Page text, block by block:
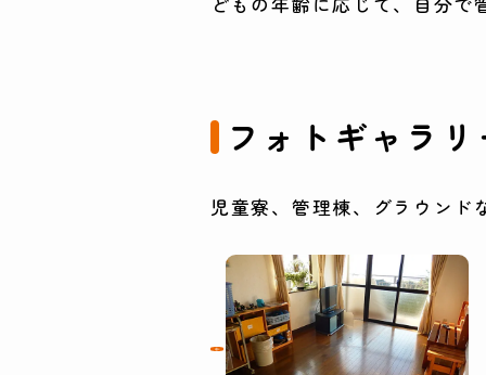
フォトギャラ
児童寮、管理棟、グラウンド